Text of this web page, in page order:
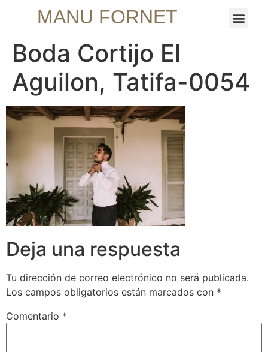
MANU FORNET
Boda Cortijo El
Aguilon, Tatifa-0054
Deja una respuesta
Tu dirección de correo electrónico no será publicada.
Los campos obligatorios están marcados con *
Comentario *